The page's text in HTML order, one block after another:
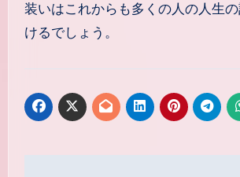
装いはこれからも多くの人の人生
けるでしょう。